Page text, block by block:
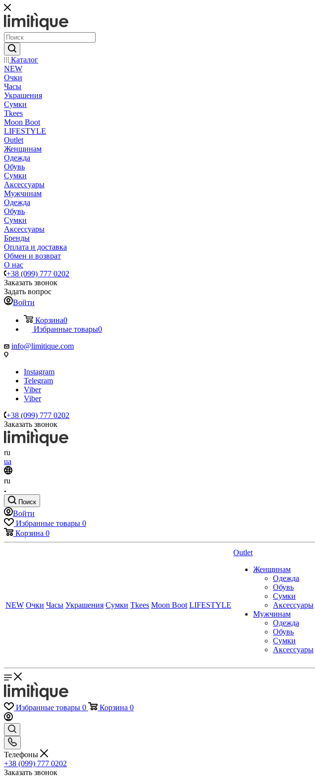
Каталог
NEW
Очки
Часы
Украшения
Сумки
Tkees
Moon Boot
LIFESTYLE
Outlet
Женщинам
Одежда
Обувь
Сумки
Аксессуары
Мужчинам
Одежда
Обувь
Сумки
Аксессуары
Бренды
Оплата и доставка
Обмен и возврат
О нас
+38 (099) 777 0202
Заказать звонок
Задать вопрос
Войти
Корзина0
Избранные товары0
info@limitique.com
Instagram
Telegram
Viber
Viber
+38 (099) 777 0202
Заказать звонок
ru
ua
ru
Поиск
Войти
Избранные товары 0
Корзина 0
NEW Очки Часы Украшения Сумки Tkees Moon Boot LIFESTYLE
Outlet
Женщинам
Одежда
Обувь
Сумки
Аксессуары
Мужчинам
Одежда
Обувь
Сумки
Аксессуары
Избранные товары 0 Корзина 0
Телефоны
+38 (099) 777 0202
Заказать звонок